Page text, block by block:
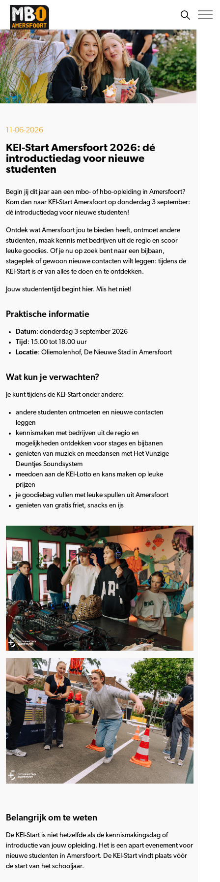
11-06-2026
KEI-Start Amersfoort 2026: dé
introductiedag voor nieuwe
studenten
Begin jij dit jaar aan een mbo- of hbo-opleiding in Amersfoort?
Kom dan naar KEI-Start Amersfoort op donderdag 3 september:
dé introductiedag voor nieuwe studenten!
Ontdek wat Amersfoort jou te bieden heeft, ontmoet andere
studenten, maak kennis met bedrijven uit de regio en scoor
leuke goodies. Of je nu op zoek bent naar een bijbaan,
stageplek of gewoon nieuwe contacten wilt leggen: tijdens de
KEI-Start is er van alles te doen en te ontdekken.
Jouw studententijd begint hier. Mis het niet!
Praktische informatie
Datum: donderdag 3 september 2026
Tijd : 15.00 tot 18.00 uur
Locatie: Oliemolenhof, De Nieuwe Stad in Amersfoort
Wat kun je verwachten?
Je kunt tijdens de KEI-Start onder andere:
andere studenten ontmoeten en nieuwe contacten
leggen
kennismaken met bedrijven uit de regio en
mogelijkheden ontdekken voor stages en bijbanen
genieten van muziek en meedansen met Het Vunzige
Deuntjes Soundsystem
meedoen aan de KEI-Lotto en kans maken op leuke
prijzen
je goodiebag vullen met leuke spullen uit Amersfoort
genieten van gratis friet, snacks en ijs
Belangrijk om te weten
De KEI-Start is niet hetzelfde als de kennismakingsdag of
introductie van jouw opleiding. Het is een apart evenement voor
nieuwe studenten in Amersfoort. De KEI-Start vindt plaats vóór
de start van het schooljaar.